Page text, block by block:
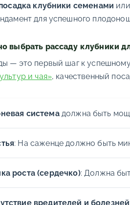
клубники семенами
для успешного
выбрать рассаду клубники
— это первый шаг к
и чая», качественный
системадолжна быть
: На саженце должно быть
роста (сердечко): Должна
вредителей и болезней